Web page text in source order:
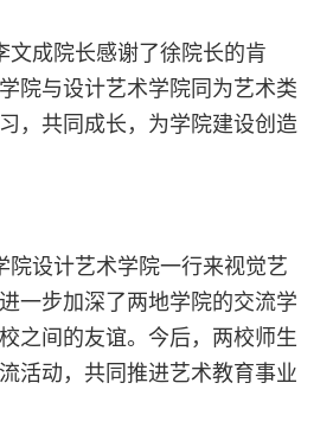
文成院长感谢了徐院长的肯
院与设计艺术学院同为艺术类
，共同成长，为学院建设创造
院设计艺术学院一行来视觉艺
一步加深了两地学院的交流学
之间的友谊。今后，两校师生
活动，共同推进艺术教育事业